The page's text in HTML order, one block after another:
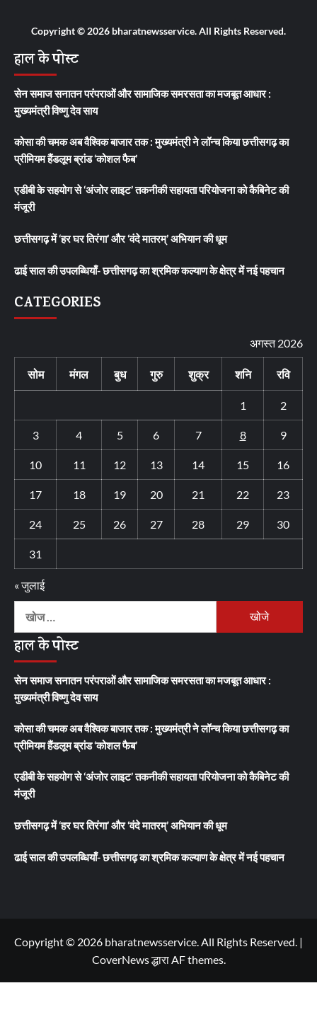
Copyright © 2026 bharatnewsservice. All Rights Reserved.
हाल के पोस्ट
सेन समाज सनातन परंपराओं और सामाजिक समरसता का मजबूत आधार :
मुख्यमंत्री विष्णु देव साय
कोसा की चमक अब वैश्विक बाजार तक : मुख्यमंत्री ने लॉन्च किया छत्तीसगढ़ का
प्रीमियम हैंडलूम ब्रांड ‘कोशल फैब’
एडीबी के सहयोग से ‘अंजोर लाइट’ तकनीकी सहायता परियोजना को कैबिनेट की
मंजूरी
छत्तीसगढ़ में ‘हर घर तिरंगा’ और ‘वंदे मातरम्’ अभियान की धूम
ढाई साल की उपलब्धियाँ- छत्तीसगढ़ का श्रमिक कल्याण के क्षेत्र में नई पहचान
CATEGORIES
अगस्त 2026
सोम मंगल बुध गुरु शुक्र शनि रवि
1 2
3 4 5 6 7 8 9
10 11 12 13 14 15 16
17 18 19 20 21 22 23
24 25 26 27 28 29 30
31
« जुलाई
निम्न
खोजें:
हाल के पोस्ट
सेन समाज सनातन परंपराओं और सामाजिक समरसता का मजबूत आधार :
मुख्यमंत्री विष्णु देव साय
कोसा की चमक अब वैश्विक बाजार तक : मुख्यमंत्री ने लॉन्च किया छत्तीसगढ़ का
प्रीमियम हैंडलूम ब्रांड ‘कोशल फैब’
एडीबी के सहयोग से ‘अंजोर लाइट’ तकनीकी सहायता परियोजना को कैबिनेट की
मंजूरी
छत्तीसगढ़ में ‘हर घर तिरंगा’ और ‘वंदे मातरम्’ अभियान की धूम
ढाई साल की उपलब्धियाँ- छत्तीसगढ़ का श्रमिक कल्याण के क्षेत्र में नई पहचान
Copyright © 2026 bharatnewsservice. All Rights Reserved. |
CoverNewsद्धारा AF themes.